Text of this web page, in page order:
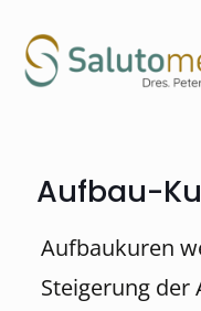
Aufbau-
Aufbaukuren
Steigerung